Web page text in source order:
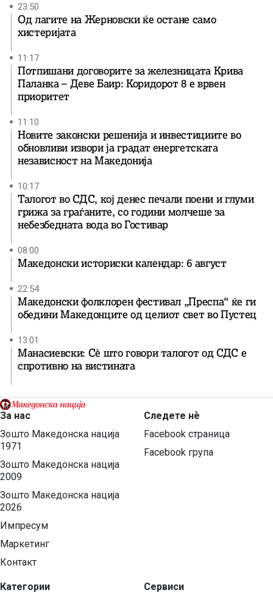
23:50
Од лагите на Жерновски ќе остане само
хистеријата
11:17
Потпишани договорите за железницата Крива
Паланка – Деве Баир: Коридорот 8 е врвен
приоритет
11:10
Новите законски решенија и инвестициите во
обновливи извори ја градат енергетската
независност на Македонија
10:17
Талогот во СДС, кој денес печали поени и глуми
грижа за граѓаните, со години молчеше за
небезбедната вода во Гостивар
08:00
Македонски историски календар: 6 август
22:54
Македонски фолклорен фестивал „Преспа“ ќе ги
обедини Македонците од целиот свет во Пустец
13:01
Манасиевски: Сè што говори талогот од СДС е
спротивно на вистината
За нас
Зошто Македонска нација
1971
Зошто Македонска нација
2009
Зошто Македонска нација
2026
Импресум
Маркетинг
Контакт
Категории
Следете нѐ
Facebook страница
Facebook група
Сервиси